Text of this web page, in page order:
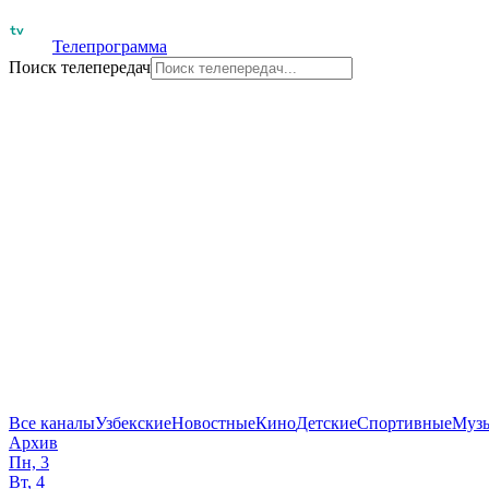
Телепрограмма
Поиск телепередач
Все каналыУзбекскиеНовостныеКиноДетскиеСпортивные
Архив
Пн, 3
Вт, 4